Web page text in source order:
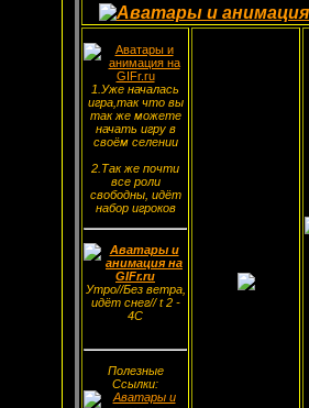
1.Уже началась
игра,так что вы
так же можете
начать игру в
своём селении
2.Так же почти
все роли
свободны, идёт
набор игроков
Утро//Без ветра,
идёт снег// t 2 -
4С
Полезные
Ссылки: